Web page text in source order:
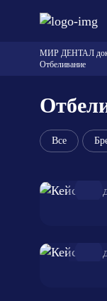
МИР ДЕНТАЛ
Отбеливание
Все